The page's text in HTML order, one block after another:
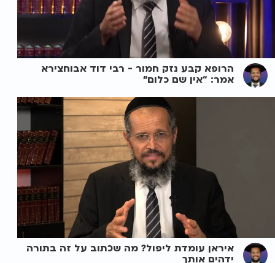
הרופא קבע נזק חמור - רבי דוד אבוחצירא
אמר: “אין שם כלום”
איראן עומדת ליפול? מה שכתוב על זה בתורה
ידהים אותך